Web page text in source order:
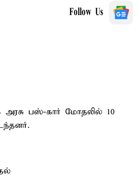
Follow Us
அரசு பஸ்-கார் மோதலில் 10